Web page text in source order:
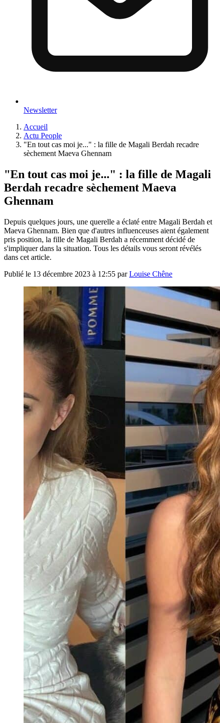
Newsletter
Accueil
Actu People
"En tout cas moi je..." : la fille de Magali Berdah recadre
sèchement Maeva Ghennam
"En tout cas moi je..." : la fille de Magali
Berdah recadre sèchement Maeva
Ghennam
Depuis quelques jours, une querelle a éclaté entre Magali Berdah et
Maeva Ghennam. Bien que d'autres influenceuses aient également
pris position, la fille de Magali Berdah a récemment décidé de
s'impliquer dans la situation. Tous les détails vous seront révélés
dans cet article.
Publié le 13 décembre 2023 à 12:55 parLouise Chêne